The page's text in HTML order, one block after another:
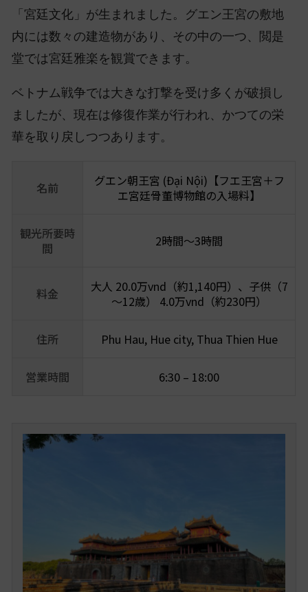
「宮廷文化」が生まれました。グエン王宮の敷地
内には数々の建造物があり、その中の一つ、閲是
堂では宮廷雅楽を観賞できます。
ベトナム戦争では大きな打撃を受け多くが破損し
ましたが、現在は修復作業が行われ、かつての栄
華を取り戻しつつあります。
名前
グエン朝王宮 (Đại Nội)【フエ王宮＋フ
エ宮廷骨董博物館の入場料】
観光所要時
間
2時間〜3時間
料金
大人 20.0万vnd（約1,140円）、子供（7
～12歳） 4.0万vnd（約230円）
住所 Phu Hau, Hue city, Thua Thien Hue
営業時間 6:30 – 18:00